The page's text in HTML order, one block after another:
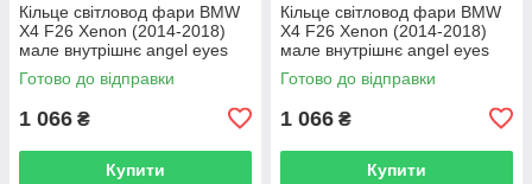
Кільце світловод фари BMW
X4 F26 Xenon (2014-2018)
мале внутрішнє angel eyes
праве
Готово до відправки
1 066 ₴
Купити
Кільце світловод фари BMW
X4 F26 Xenon (2014-2018)
мале внутрішнє angel eyes
ліве
Готово до відправки
1 066 ₴
Купити